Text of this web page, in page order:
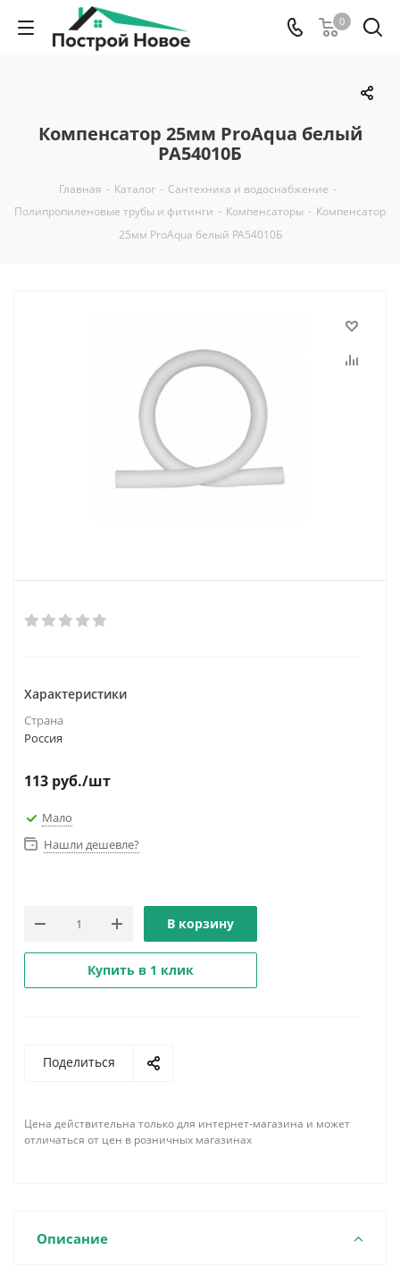
0
Компенсатор 25мм ProAqua белый
PA54010Б
Главная - Каталог - Сантехника и водоснабжение -
Полипропиленовые трубы и фитинги - Компенсаторы - Компенсатор
25мм ProAqua белый PA54010Б
Характеристики
Страна
Россия
113 руб./шт
Мало
Нашли дешевле?
В корзину
Купить в 1 клик
Поделиться
Цена действительна только для интернет-магазина и может
отличаться от цен в розничных магазинах
Описание